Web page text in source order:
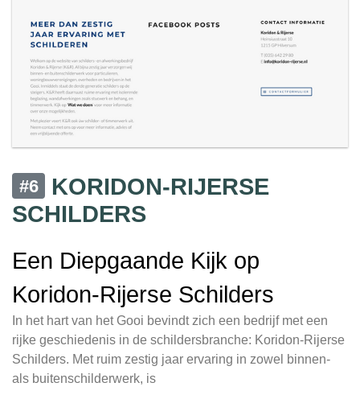
#6
KORIDON-RIJERSE
SCHILDERS
Een Diepgaande Kijk op
Koridon-Rijerse Schilders
In het hart van het Gooi bevindt zich een bedrijf met een
rijke geschiedenis in de schildersbranche: Koridon-Rijerse
Schilders. Met ruim zestig jaar ervaring in zowel binnen-
als buitenschilderwerk, is